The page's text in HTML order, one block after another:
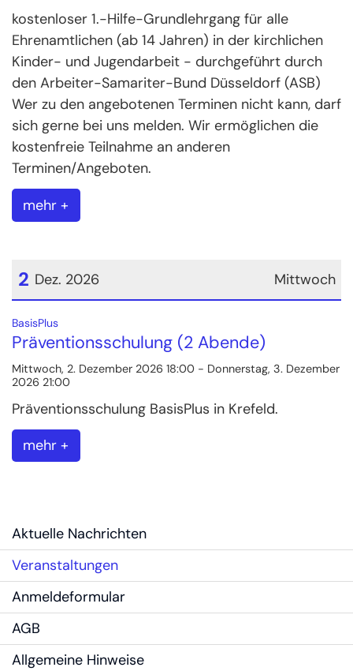
kostenloser 1.-Hilfe-Grundlehrgang für alle
Ehrenamtlichen (ab 14 Jahren) in der kirchlichen
Kinder- und Jugendarbeit - durchgeführt durch
den Arbeiter-Samariter-Bund Düsseldorf (ASB)
Wer zu den angebotenen Terminen nicht kann, darf
sich gerne bei uns melden. Wir ermöglichen die
kostenfreie Teilnahme an anderen
Terminen/Angeboten.
mehr +
Mittwoch
2 Dez. 2026
Datum: 2. Dezember 2026
BasisPlus:
Präventionsschulung (2 Abende)
Mittwoch, 2. Dezember 2026 18:00 - Donnerstag, 3. Dezember
2026 21:00
Präventionsschulung BasisPlus in Krefeld.
mehr +
Aktuelle Nachrichten
Veranstaltungen
Anmeldeformular
AGB
Allgemeine Hinweise